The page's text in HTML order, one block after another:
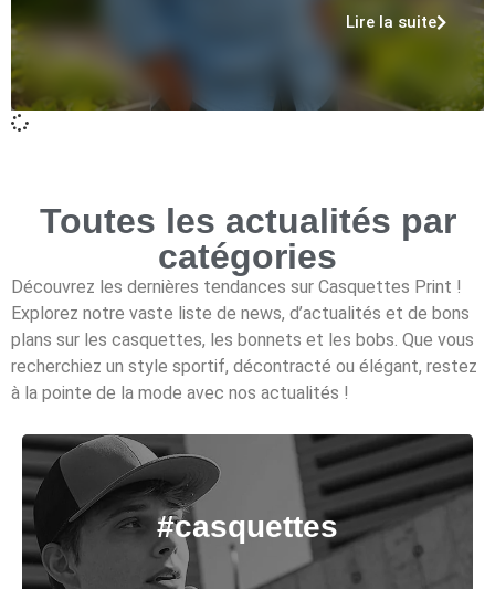
Lire la suite
Toutes les actualités par
catégories
Découvrez les dernières tendances sur Casquettes Print !
Explorez notre vaste liste de news, d’actualités et de bons
plans sur les casquettes, les bonnets et les bobs. Que vous
recherchiez un style sportif, décontracté ou élégant, restez
à la pointe de la mode avec nos actualités !
#casquettes